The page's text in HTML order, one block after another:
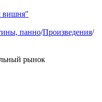
вишня"
панно/Произведения/
рынок